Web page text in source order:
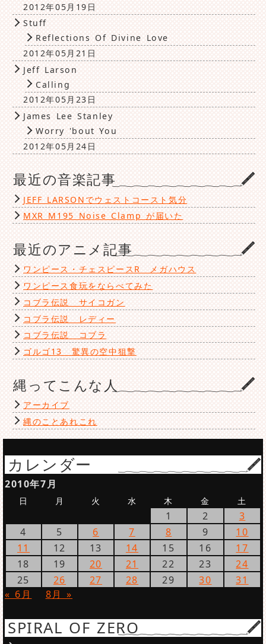
2012年05月19日
Stuff
Reflections Of Divine Love
2012年05月21日
Jeff Larson
Calling
2012年05月23日
James Lee Stanley
Worry 'bout You
2012年05月24日
最近の音楽記事
JEFF LARSONでウェストコースト気分
MXR M195 Noise Clamp が届いた
最近のアニメ記事
ワンピース・チェスピースR メガハウス
ワンピース食玩をならべてみた
コブラ伝説 サイコガン
コブラ伝説 レディー
コブラ伝説 コブラ
ゴルゴ13 驚異の空中狙撃
縄ってこんな人
アーカイブ
縄のことあれこれ
カレンダー
2010年7月
日 月 火 水 木 金 土
1 2
3
4
5 6 7 8 9
10
11
12 13 14 15 16
17
18
19 20 21 22 23
24
25
26 27 28 29 30
31
« 6月
8月 »
SPIRAL OF ZERO